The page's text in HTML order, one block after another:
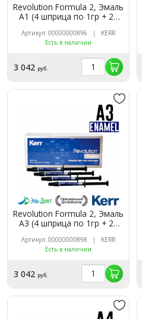
Revolution Formula 2, Эмаль
A1 (4 шприца по 1гр + 20
композитный материал,
29493, Kerr
Артикул: 00000000896 | KERR
Есть в наличии
3 042 руб.
Revolution Formula 2, Эмаль
A3 (4 шприца по 1гр + 20
композитный материал,
29495, Kerr
Артикул: 00000000898 | KERR
Есть в наличии
3 042 руб.